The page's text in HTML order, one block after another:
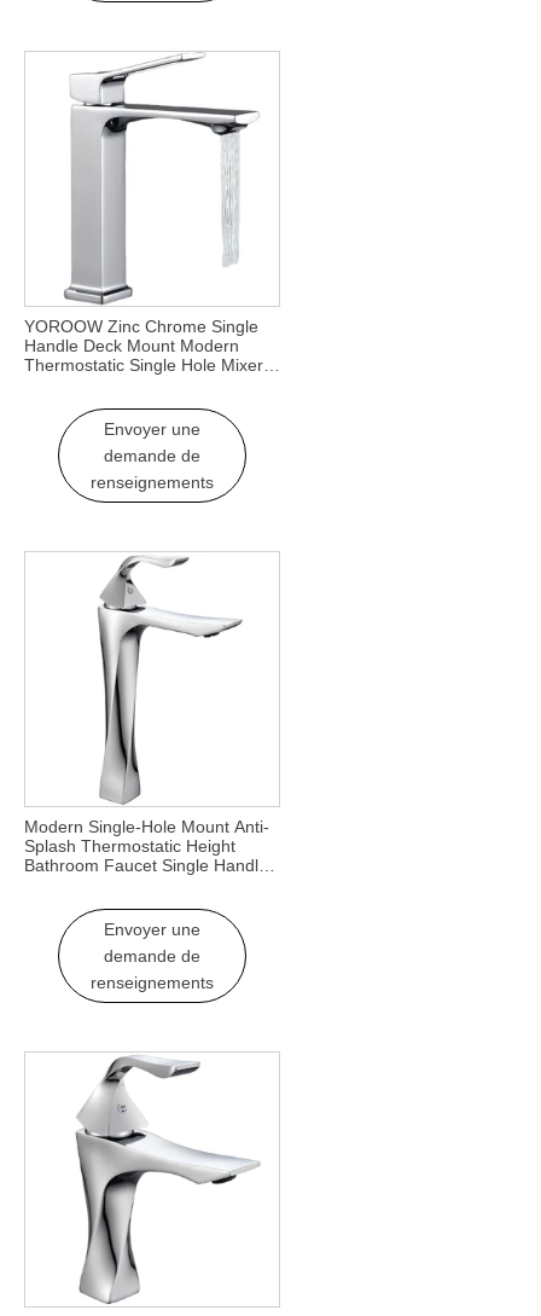
YOROOW Zinc Chrome Single
Handle Deck Mount Modern
Thermostatic Single Hole Mixer
Envoyer une
demande de
renseignements
Modern Single-Hole Mount Anti-
Splash Thermostatic Height
Bathroom Faucet Single Handle
Envoyer une
demande de
renseignements